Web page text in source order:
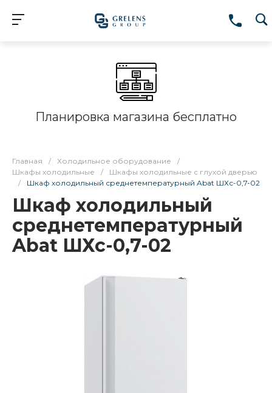
Планировка магазина бесплатно
Главная / Холодильное оборудование
/
Шкафы холодильные
/
Шкафы холодильные с глухой дверью
/
Шкаф холодильный среднетемпературный Abat ШХс-0,7-02
Шкаф холодильный
среднетемпературный
Abat ШХс-0,7-02